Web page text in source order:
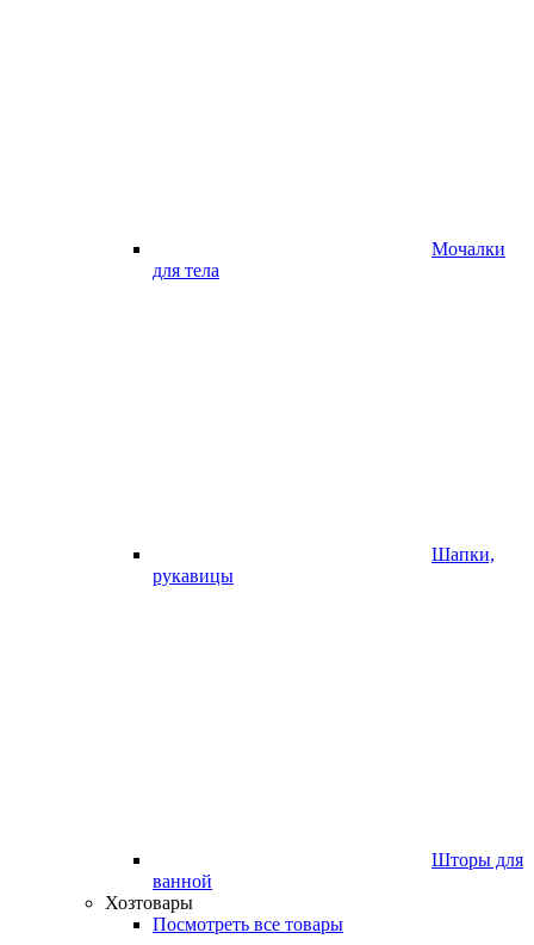
Мочалки
для тела
Шапки,
рукавицы
Шторы для
ванной
Хозтовары
Посмотреть все товары